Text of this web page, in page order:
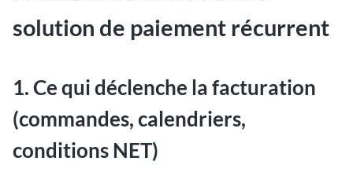
solution de paiement récurrent
1. Ce qui déclenche la facturation
(commandes, calendriers,
conditions NET)